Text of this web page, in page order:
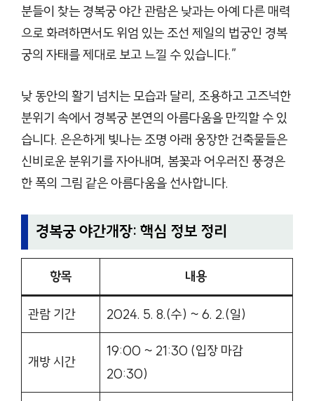
분들이 찾는 경복궁 야간 관람은 낮과는 아예 다른 매력
으로 화려하면서도 위엄 있는 조선 제일의 법궁인 경복
궁의 자태를 제대로 보고 느낄 수 있습니다.”
낮 동안의 활기 넘치는 모습과 달리, 조용하고 고즈넉한
분위기 속에서 경복궁 본연의 아름다움을 만끽할 수 있
습니다. 은은하게 빛나는 조명 아래 웅장한 건축물들은
신비로운 분위기를 자아내며, 봄꽃과 어우러진 풍경은
한 폭의 그림 같은 아름다움을 선사합니다.
경복궁 야간개장: 핵심 정보 정리
항목 내용
관람 기간 2024. 5. 8.(수) ~ 6. 2.(일)
개방 시간
19:00 ~ 21:30 (입장 마감
20:30)